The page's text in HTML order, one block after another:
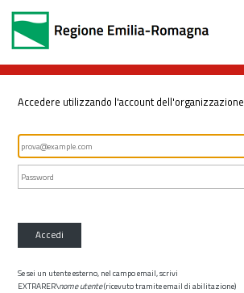
Accedere utilizzando l'account dell'organizzazione
Accedi
Se sei un utente esterno, nel campo email, scrivi
EXTRARER\nome utente(ricevuto tramite email di abilitazione)